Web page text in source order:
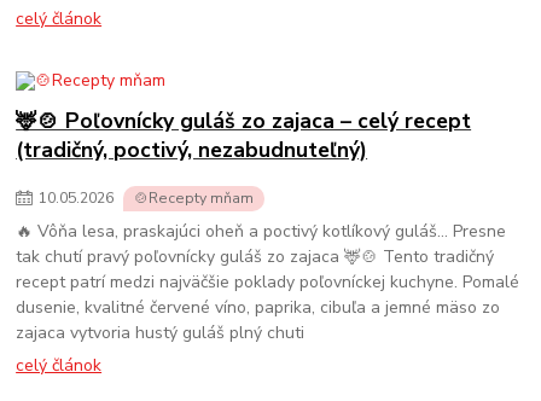
celý článok
🦌🍲 Poľovnícky guláš zo zajaca – celý recept
(tradičný, poctivý, nezabudnuteľný)
10.05.2026 🍲Recepty mňam
🔥 Vôňa lesa, praskajúci oheň a poctivý kotlíkový guláš… Presne
tak chutí pravý poľovnícky guláš zo zajaca 🦌🍲 Tento tradičný
recept patrí medzi najväčšie poklady poľovníckej kuchyne. Pomalé
dusenie, kvalitné červené víno, paprika, cibuľa a jemné mäso zo
zajaca vytvoria hustý guláš plný chuti
celý článok